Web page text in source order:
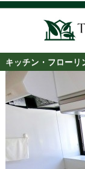
キッチン・フロー